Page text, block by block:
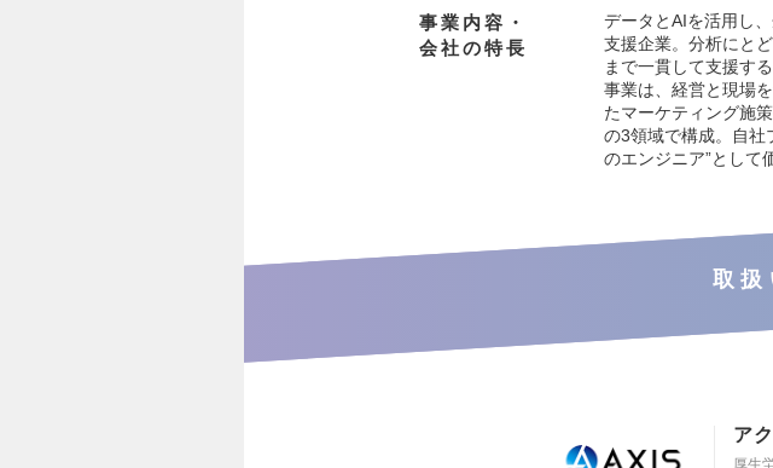
事業内容・
会社の特長
データとAIを活用し
支援企業。分析にと
まで一貫して支援する
事業は、経営と現場
たマーケティング施
の3領域で構成。自社
のエンジニア”として
取扱
ア
厚生